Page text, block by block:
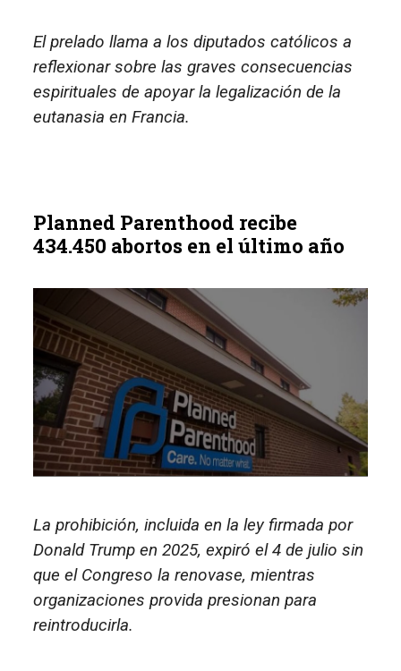
El prelado llama a los diputados católicos a
reflexionar sobre las graves consecuencias
espirituales de apoyar la legalización de la
eutanasia en Francia.
Planned Parenthood recibe
434.450 abortos en el último año
La prohibición, incluida en la ley firmada por
Donald Trump en 2025, expiró el 4 de julio sin
que el Congreso la renovase, mientras
organizaciones provida presionan para
reintroducirla.